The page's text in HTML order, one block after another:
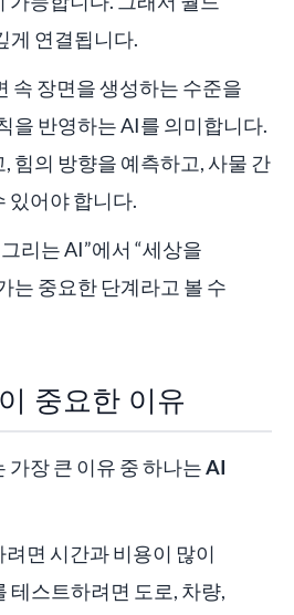
게 연결됩니다.
속 장면을 생성하는 수준을
을 반영하는 AI를 의미합니다.
힘의 방향을 예측하고, 사물 간
있어야 합니다.
리는 AI”에서 “세상을
는 중요한 단계라고 볼 수
중요한 이유
가장 큰 이유 중 하나는AI
면 시간과 비용이 많이
테스트하려면 도로, 차량,